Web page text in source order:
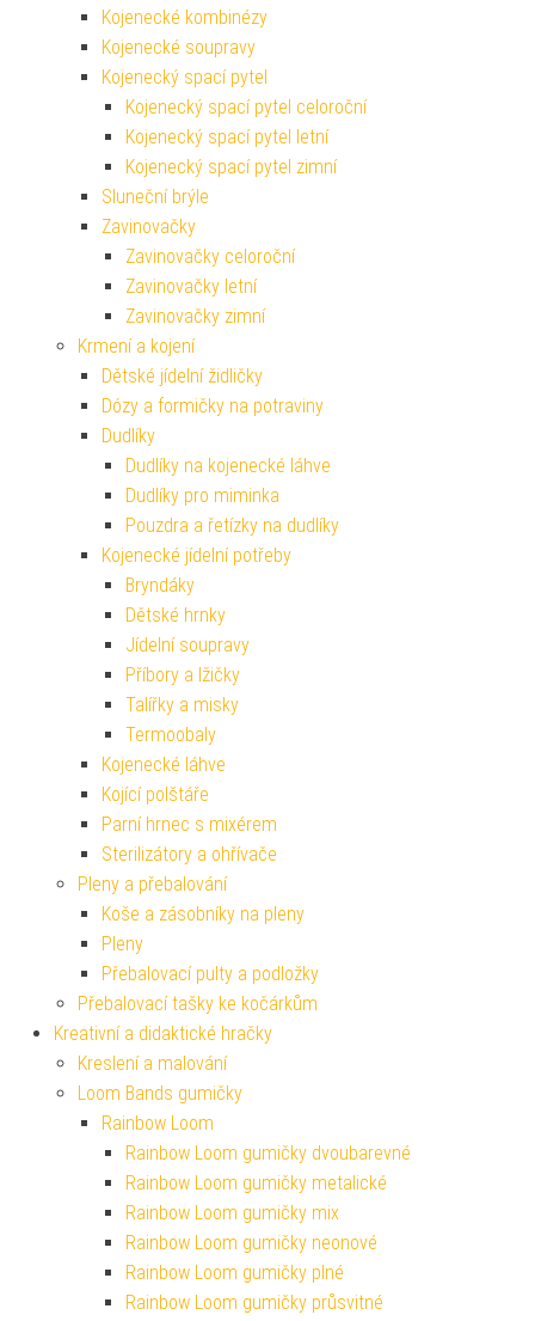
Kojenecké kombinézy
Kojenecké soupravy
Kojenecký spací pytel
Kojenecký spací pytel celoroční
Kojenecký spací pytel letní
Kojenecký spací pytel zimní
Sluneční brýle
Zavinovačky
Zavinovačky celoroční
Zavinovačky letní
Zavinovačky zimní
Krmení a kojení
Dětské jídelní židličky
Dózy a formičky na potraviny
Dudlíky
Dudlíky na kojenecké láhve
Dudlíky pro miminka
Pouzdra a řetízky na dudlíky
Kojenecké jídelní potřeby
Bryndáky
Dětské hrnky
Jídelní soupravy
Příbory a lžičky
Talířky a misky
Termoobaly
Kojenecké láhve
Kojící polštáře
Parní hrnec s mixérem
Sterilizátory a ohřívače
Pleny a přebalování
Koše a zásobníky na pleny
Pleny
Přebalovací pulty a podložky
Přebalovací tašky ke kočárkům
Kreativní a didaktické hračky
Kreslení a malování
Loom Bands gumičky
Rainbow Loom
Rainbow Loom gumičky dvoubarevné
Rainbow Loom gumičky metalické
Rainbow Loom gumičky mix
Rainbow Loom gumičky neonové
Rainbow Loom gumičky plné
Rainbow Loom gumičky průsvitné